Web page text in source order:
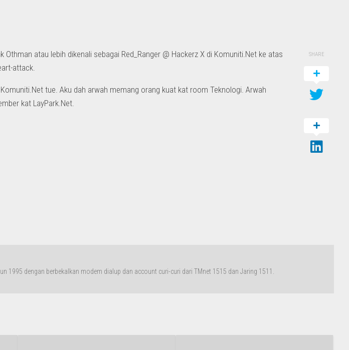
Othman atau lebih dikenali sebagai Red_Ranger @ Hackerz X di Komuniti.Net ke atas
attack.
tue. Aku dah arwah memang orang kuat kat room Teknologi. Arwah
kat LayPark.Net.
SHARE
1995 dengan berbekalkan modem dialup dan account curi-curi dari TMnet 1515 dan Jaring 1511.